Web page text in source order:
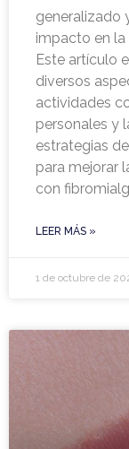
generalizado
impacto en la
Este artículo
diversos
actividades
personales y
estrategias
para mejorar
con
LEER MÁS »
1 de octubre de